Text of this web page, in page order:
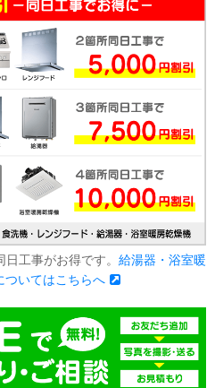
工事がお得です。 給湯器・浴室暖
ついてはこちらへ